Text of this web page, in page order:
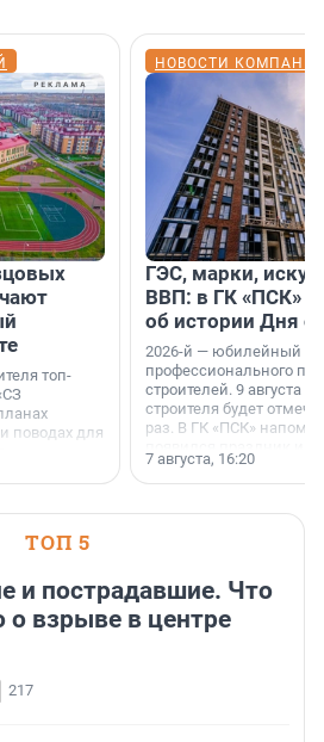
топ-
поводах для
НОВОСТИ
ГЭС, марки,
ВВП: в ГК «ПСК»
об истории Дня
2026-й — юбилейный
профессионального
строителей. 9 августа
строителя будет
раз. В ГК «ПСК»
поменялась роль
7 августа, 16:20
ТОП 5
и пострадавшие. Что
о взрыве в центре
217